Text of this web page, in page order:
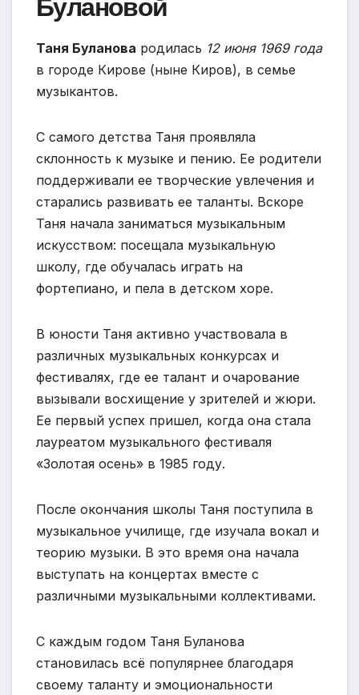
Таня Буланова родилась 12 июня 1969 года
в городе Кирове (ныне Киров), в семье
музыкантов.
С самого детства Таня проявляла
склонность к музыке и пению. Ее родители
поддерживали ее творческие увлечения и
старались развивать ее таланты. Вскоре
Таня начала заниматься музыкальным
искусством: посещала музыкальную
школу, где обучалась играть на
фортепиано, и пела в детском хоре.
В юности Таня активно участвовала в
различных музыкальных конкурсах и
фестивалях, где ее талант и очарование
вызывали восхищение у зрителей и жюри.
Ее первый успех пришел, когда она стала
лауреатом музыкального фестиваля
«Золотая осень» в 1985 году.
После окончания школы Таня поступила в
музыкальное училище, где изучала вокал и
теорию музыки. В это время она начала
выступать на концертах вместе с
различными музыкальными коллективами.
С каждым годом Таня Буланова
становилась всё популярнее благодаря
своему таланту и эмоциональности